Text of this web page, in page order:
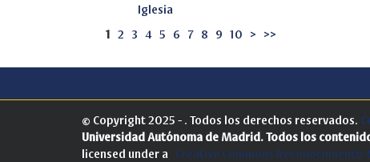
Iglesia
1 2 3 4 5 6 7 8 9 10 > >>
© Copyright 2025 - . Todos los derechos reservados.
Universidad Autónoma de Madrid. Todos los
licensed under a Creative Commons